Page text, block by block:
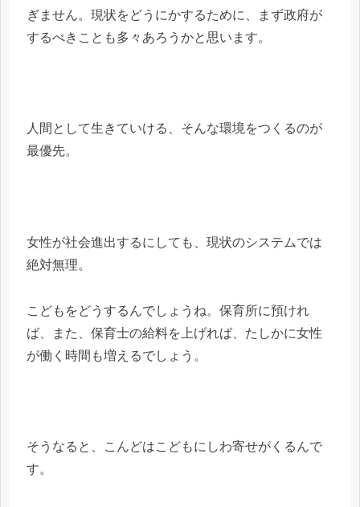
ぎません。現状をどうにかするために、まず政府が
するべきことも多々あろうかと思います。
人間として生きていける、そんな環境をつくるのが
最優先。
女性が社会進出するにしても、現状のシステムでは
絶対無理。
こどもをどうするんでしょうね。保育所に預けれ
ば、また、保育士の給料を上げれば、たしかに女性
が働く時間も増えるでしょう。
そうなると、こんどはこどもにしわ寄せがくるんで
す。